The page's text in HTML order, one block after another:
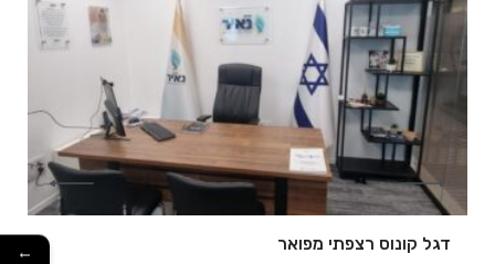
דגל קונוס רצפתי מפואר ←